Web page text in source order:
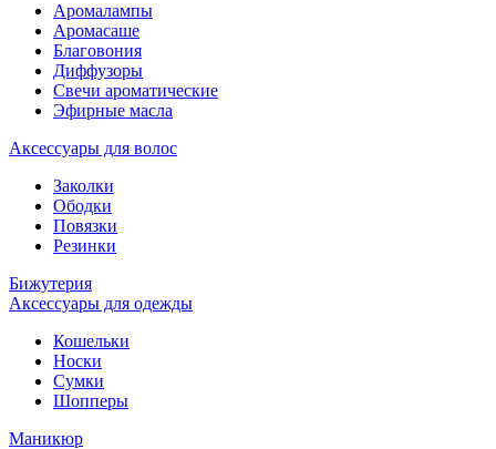
Аромалампы
Аромасаше
Благовония
Диффузоры
Свечи ароматические
Эфирные масла
Аксессуары для волос
Заколки
Ободки
Повязки
Резинки
Бижутерия
Аксессуары для одежды
Кошельки
Носки
Сумки
Шопперы
Маникюр